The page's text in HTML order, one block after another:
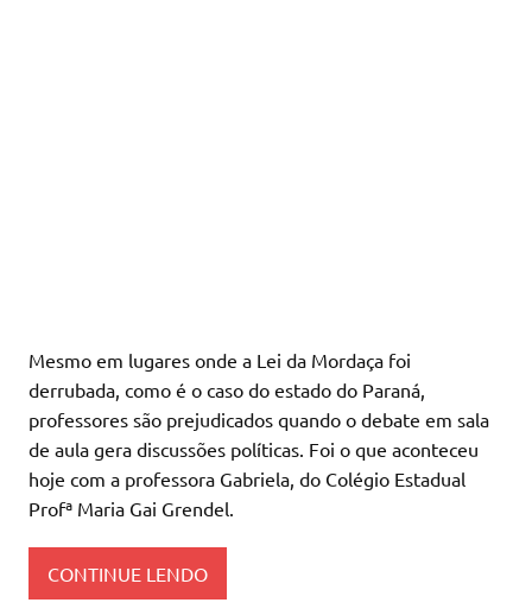
Mesmo em lugares onde a Lei da Mordaça foi
derrubada, como é o caso do estado do Paraná,
professores são prejudicados quando o debate em sala
de aula gera discussões políticas. Foi o que aconteceu
hoje com a professora Gabriela, do Colégio Estadual
Profª Maria Gai Grendel.
CONTINUE LENDO